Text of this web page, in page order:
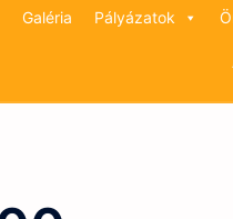
Galéria Pályázatok